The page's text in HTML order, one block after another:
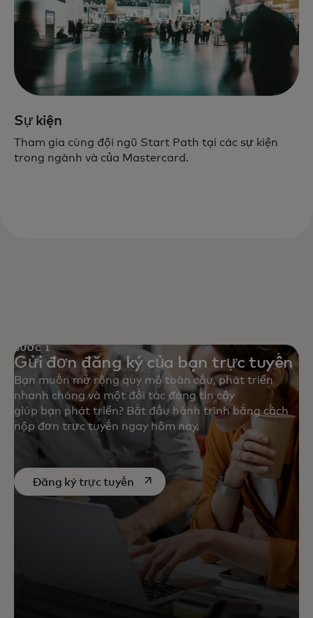
Sự kiện
Tham gia cùng đội ngũ Start Path tại các sự kiện
trong ngành và của Mastercard.
BƯỚC 1
Gửi đơn đăng ký của bạn trực tuyến
Bạn muốn mở rộng quy mô toàn cầu, phát triển
nhanh chóng và một đối tác đáng tin cậy
giúp bạn phát triển? Bắt đầu hành trình bằng cách
nộp đơn trực tuyến ngay hôm nay.
Đăng ký trực tuyếnopens in a new tab